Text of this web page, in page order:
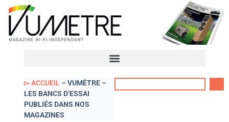
▻ ACCUEIL – VUMÈTRE –
LES BANCS D’ESSAI
PUBLIÉS DANS NOS
MAGAZINES